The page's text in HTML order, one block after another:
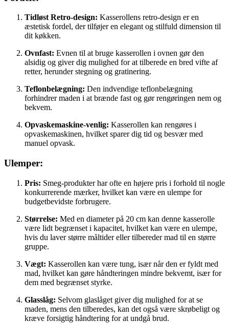
Tidløst Retro-design: Kasserollens retro-design er en
æstetisk fordel, der tilføjer en elegant og stilfuld dimension til
dit køkken.
Ovnfast: Evnen til at bruge kasserollen i ovnen gør den
alsidig og giver dig mulighed for at tilberede en bred vifte af
retter, herunder stegning og gratinering.
Teflonbelægning: Den indvendige teflonbelægning
forhindrer maden i at brænde fast og gør rengøringen nem og
bekvem.
Opvaskemaskine-venlig: Kasserollen kan rengøres i
opvaskemaskinen, hvilket sparer dig tid og besvær med
manuel opvask.
Ulemper:
Pris: Smeg-produkter har ofte en højere pris i forhold til nogle
konkurrerende mærker, hvilket kan være en ulempe for
budgetbevidste forbrugere.
Størrelse: Med en diameter på 20 cm kan denne kasserolle
være lidt begrænset i kapacitet, hvilket kan være en ulempe,
hvis du laver større måltider eller tilbereder mad til en større
gruppe.
Vægt: Kasserollen kan være tung, især når den er fyldt med
mad, hvilket kan gøre håndteringen mindre bekvemt, især for
dem med begrænset styrke.
Glasslåg: Selvom glaslåget giver dig mulighed for at se
maden, mens den tilberedes, kan det også være skrøbeligt og
kræve forsigtig håndtering for at undgå brud.